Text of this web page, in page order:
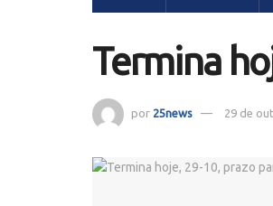
Termina
por 25news 29 de